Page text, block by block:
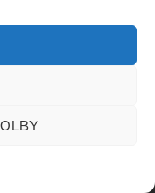
Powered by